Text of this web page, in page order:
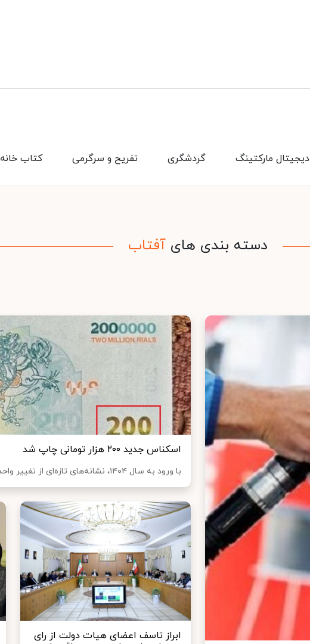
کتاب خانه تفریح و سرگرمی گردشگری دیجیتال مارکتینگ
دسته بندی های آفتاب
اسکناس جدید ۲۰۰ هزار تومانی چاپ شد
با ورود به سال ۱۴۰۴، نشانه‌های تازه‌ای از تغییر واحد پول ملی نمایان شده است. انت...
ابراز تاسف اعضای هیات دولت از رای